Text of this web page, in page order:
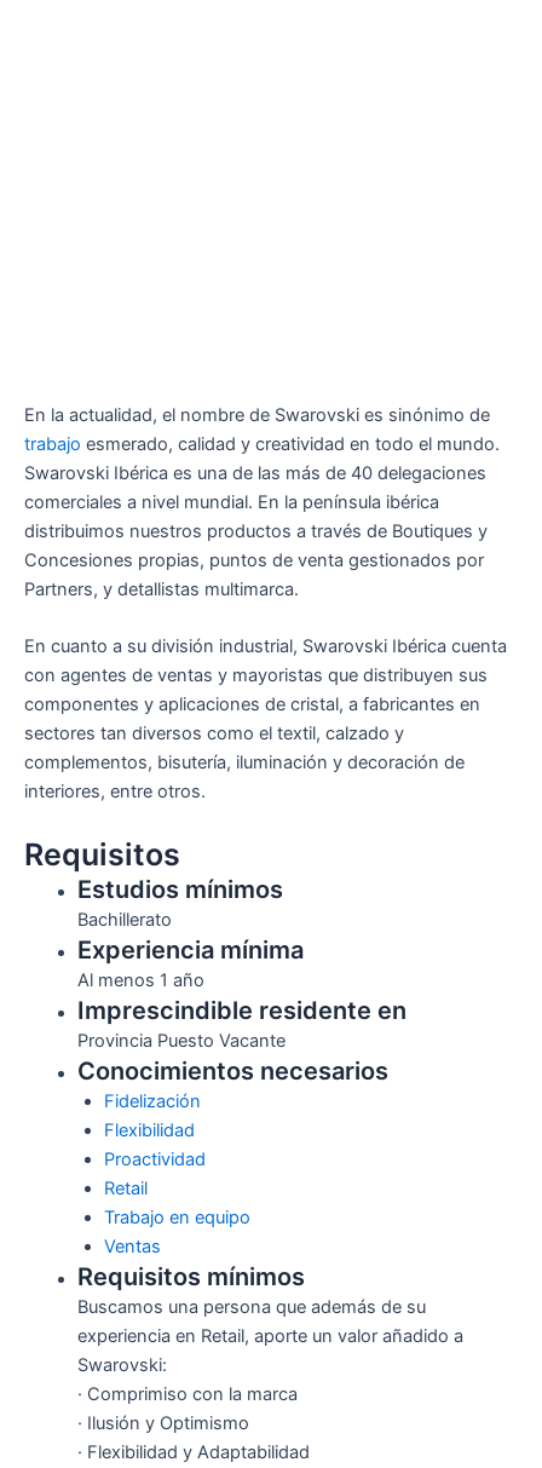
En la actualidad, el nombre de Swarovski es sinónimo de
trabajo esmerado, calidad y creatividad en todo el mundo.
Swarovski Ibérica es una de las más de 40 delegaciones
comerciales a nivel mundial. En la península ibérica
distribuimos nuestros productos a través de Boutiques y
Concesiones propias, puntos de venta gestionados por
Partners, y detallistas multimarca.
En cuanto a su división industrial, Swarovski Ibérica cuenta
con agentes de ventas y mayoristas que distribuyen sus
componentes y aplicaciones de cristal, a fabricantes en
sectores tan diversos como el textil, calzado y
complementos, bisutería, iluminación y decoración de
interiores, entre otros.
Requisitos
Estudios mínimos
Bachillerato
Experiencia mínima
Al menos 1 año
Imprescindible residente en
Provincia Puesto Vacante
Conocimientos necesarios
Fidelización
Flexibilidad
Proactividad
Retail
Trabajo en equipo
Ventas
Requisitos mínimos
Buscamos una persona que además de su
experiencia en Retail, aporte un valor añadido a
Swarovski:
· Comprimiso con la marca
· Ilusión y Optimismo
· Flexibilidad y Adaptabilidad